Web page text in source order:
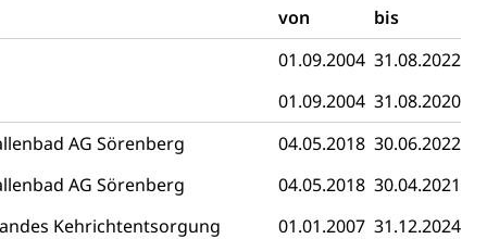
von
bis
01.09.2004 31.08.2022
01.09.2004 31.08.2020
AG Sörenberg 04.05.2018 30.06.2022
AG Sörenberg
04.05.2018 30.04.2021
Kehrichtentsorgung
01.01.2007 31.12.2024
elterliche Sorge